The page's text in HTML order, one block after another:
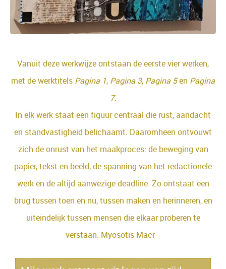
Vanuit deze werkwijze ontstaan de eerste vier werken,
met de werktitels Pagina 1, Pagina 3, Pagina 5en Pagina
7.
In elk werk staat een figuur centraal die rust, aandacht
en standvastigheid belichaamt. Daaromheen ontvouwt
zich de onrust van het maakproces: de beweging van
papier, tekst en beeld, de spanning van het redactionele
werk en de altijd aanwezige deadline. Zo ontstaat een
brug tussen toen en nu, tussen maken en herinneren, en
uiteindelijk tussen mensen die elkaar proberen te
verstaan. Myosotis Macro